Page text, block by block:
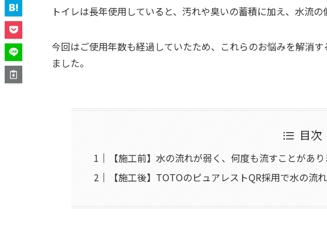
トイレは長年使用していると、汚れや臭いの蓄積に加え、水流の
今回はご使用年数も経過していたため、これらのお悩みを解消
ました。
目次
【施工前】水の流れが弱く、何度も流すことがあ
【施工後】TOTOのピュアレストQR採用で水の流